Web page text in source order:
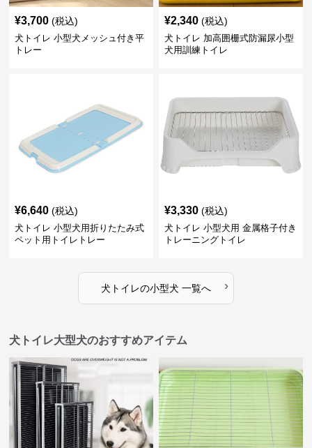
¥3,700 (税込)
犬トイレ 小型犬メッシュ付き平
トレー
¥2,340 (税込)
犬トイレ 加高囲栅式防漏尿小型
犬用訓練トイレ
¥6,640 (税込)
犬トイレ 小型犬用折りたたみ式
ペット用トイレトレー
¥3,330 (税込)
犬トイレ 小型犬用 金属格子付き
トレーニングトイレ
犬トイレの小型犬 一覧へ ›
犬トイレ大型犬のおすすめアイテム